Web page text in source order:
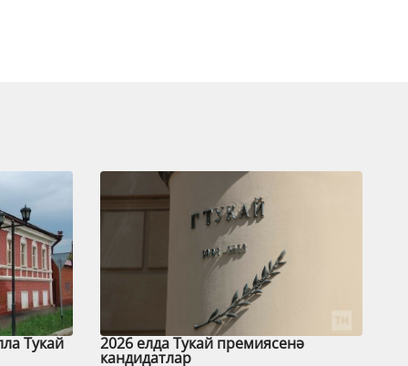
Тукай 2026 елда Тукай премиясенә
кандидатлар